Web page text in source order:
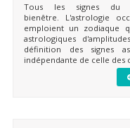
Tous les signes du
bienêtre. L'astrologie
emploient un zodiaque
astrologiques
définition des signes
indépendante de celle des